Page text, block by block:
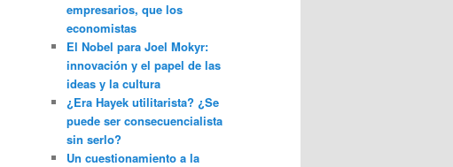
empresarios, que los
economistas
El Nobel para Joel Mokyr:
innovación y el papel de las
ideas y la cultura
¿Era Hayek utilitarista? ¿Se
puede ser consecuencialista
sin serlo?
Un cuestionamiento a la